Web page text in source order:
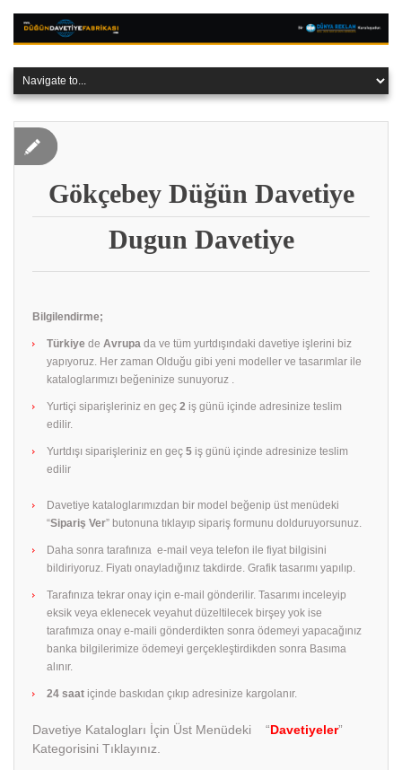
Gökçebey Düğün Davetiye
Dugun Davetiye
Bilgilendirme;
Türkiye de Avrupa da ve tüm yurtdışındaki davetiye işlerini biz
yapıyoruz. Her zaman Olduğu gibi yeni modeller ve tasarımlar ile
kataloglarımızı beğeninize sunuyoruz .
Yurtiçi siparişleriniz en geç 2 iş günü içinde adresinize teslim
edilir.
Yurtdışı siparişleriniz en geç 5 iş günü içinde adresinize teslim
edilir
Davetiye kataloglarımızdan bir model beğenip üst menüdeki
“Sipariş Ver” butonuna tıklayıp sipariş formunu dolduruyorsunuz.
Daha sonra tarafınıza e-mail veya telefon ile fiyat bilgisini
bildiriyoruz. Fiyatı onayladığınız takdirde. Grafik tasarımı yapılıp.
Tarafınıza tekrar onay için e-mail gönderilir. Tasarımı inceleyip
eksik veya eklenecek veyahut düzeltilecek birşey yok ise
tarafımıza onay e-maili gönderdikten sonra ödemeyi yapacağınız
banka bilgilerimize ödemeyi gerçekleştirdikden sonra Basıma
alınır.
24 saat içinde baskıdan çıkıp adresinize kargolanır.
Davetiye Katalogları İçin Üst Menüdeki “Davetiyeler”
Kategorisini Tıklayınız.